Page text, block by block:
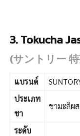
3. Tokucha
(サントリー
แบรนด์
ประเภท
ชา
ชามะลิผ
ระดับ